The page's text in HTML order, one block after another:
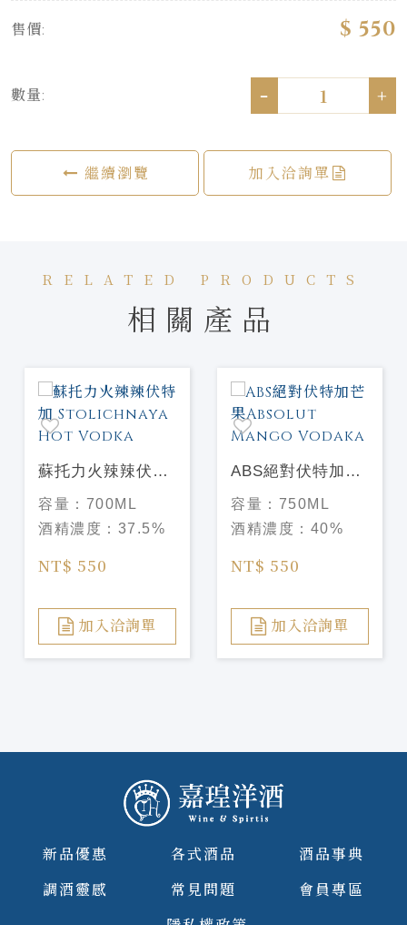
售價: $ 550
數量: - +
繼續瀏覽 加入洽詢單
RELATED PRODUCTS
相關產品
蘇托力火辣辣伏特
加 Stolichnaya
Hot Vodka
容量： 700ML
酒精濃度： 37.5%
NT$ 550
加入洽詢單
ABS絕對伏特加芒
果Absolut Mango
Vodaka
容量： 750ML
酒精濃度： 40%
NT$ 550
加入洽詢單
新品優惠 各式酒品
酒品事典
調酒靈感
常見問題
會員專區